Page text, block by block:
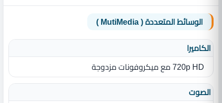
الوسائط المتعددة ( MutiMedia )
الكاميرا
720p HD مع ميكروفونات مزدوجة
الصوت